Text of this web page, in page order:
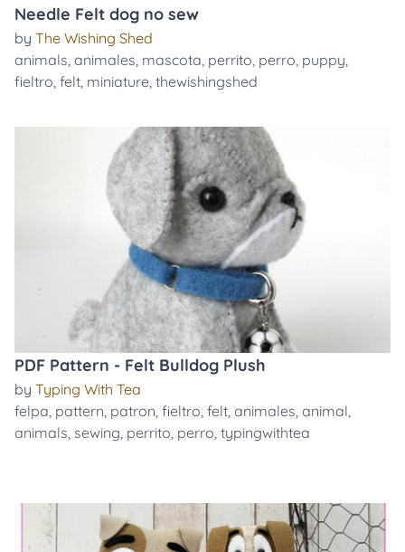
Needle Felt dog no sew
by The Wishing Shed
animals, animales, mascota, perrito, perro, puppy,
fieltro, felt, miniature, thewishingshed
PDF Pattern - Felt Bulldog Plush
by Typing With Tea
felpa, pattern, patron, fieltro, felt, animales, animal,
animals, sewing, perrito, perro, typingwithtea